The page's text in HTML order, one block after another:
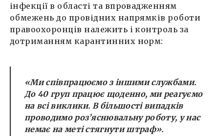
інфекції в області та впровадженням
обмежень до провідних напрямків роботи
правоохоронців належить і контроль за
дотриманням карантинних норм:
«Ми співпрацюємо з іншими службами.
До 40 груп працює щоденно, ми реагуємо
на всі виклики. В більшості випадків
проводимо роз’яснювальну роботу, у нас
немає на меті стягнути штраф».